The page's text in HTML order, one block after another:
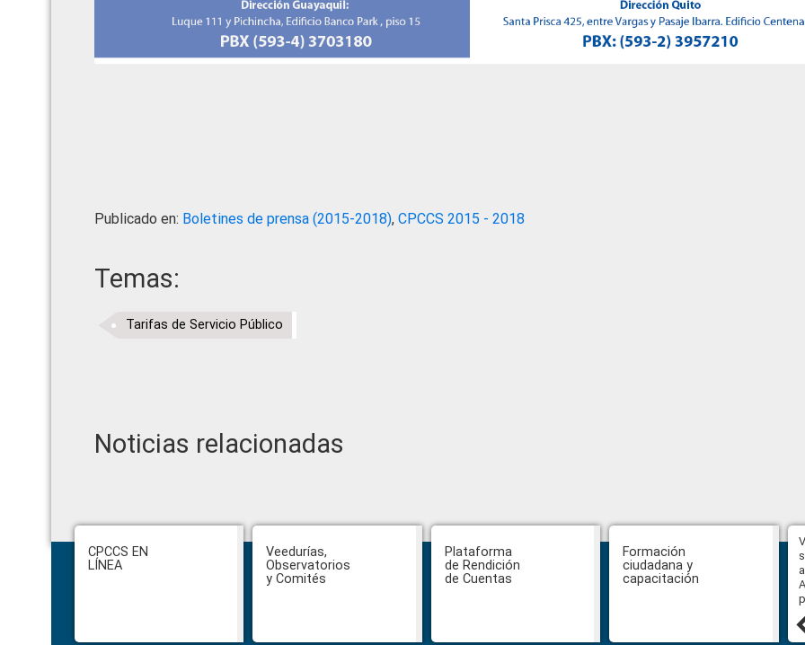
Publicado en: Boletines de prensa (2015-2018), CPCCS 2015 - 2018
Temas:
Tarifas de Servicio Público
Noticias relacionadas
Footer
CPCCS EN
LÍNEA
Veedurías,
Observatorios
y Comités
Plataforma
de Rendición
de Cuentas
Formación
ciudadana y
capacitación
Hasta el 31 de julio se podrán
presentar impugnaciones en
contra de los postulantes al
concurso para designar Fiscal